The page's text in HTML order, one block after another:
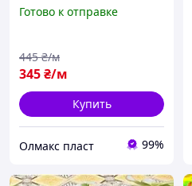
кругов, ширина 80 см
Готово к отправке
345₴/м
445 ₴/м
Купить
Олмакс пласт 99%